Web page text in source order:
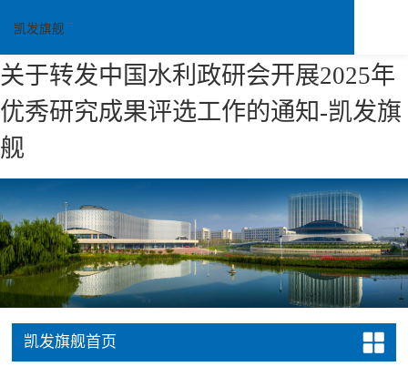
关于转发中国水利政研会开展2025年
优秀研究成果评选工作的通知-凯发旗
舰
凯发旗舰
凯发旗舰首页